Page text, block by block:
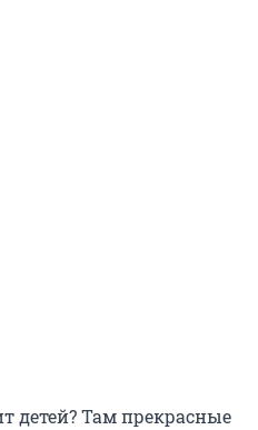
детей? Там прекрасные